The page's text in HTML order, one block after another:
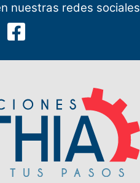
nuestras redes sociales